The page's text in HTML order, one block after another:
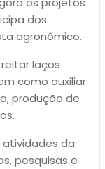
dos
agronômico.
laços
como auxiliar
produção de
da
pesquisas e